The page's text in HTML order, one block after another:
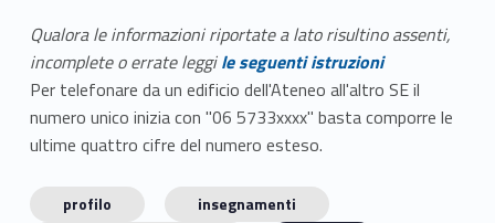
Qualora le informazioni riportate a lato risultino assenti,
incomplete o errate leggile seguenti istruzioni
Per telefonare da un edificio dell'Ateneo all'altro SE il
numero unico inizia con "06 5733xxxx" basta comporre le
ultime quattro cifre del numero esteso.
profilo
insegnamenti